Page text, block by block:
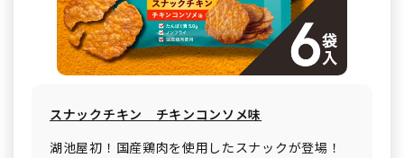
スナックチキン チキンコンソメ味
湖池屋初！国産鶏肉を使用したスナックが登場！